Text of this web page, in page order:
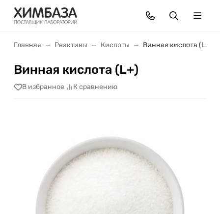
Главная Реактивы Кислоты Винная кислота (L+)
Винная кислота (L+)
В избранное К сравнению